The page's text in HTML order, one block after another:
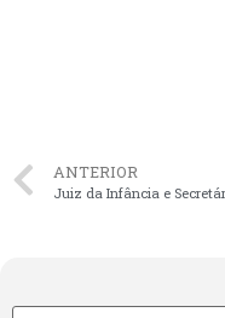
ANTERIOR